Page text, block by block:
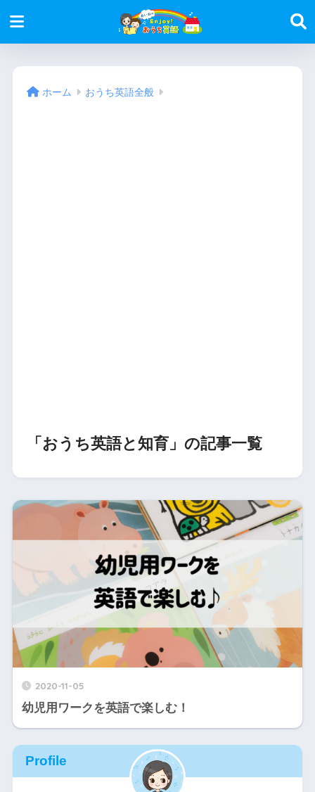
ホーム おうち英語全般
「おうち英語と知育」の記事一覧
2020-11-05
幼児用ワークを英語で楽しむ！
Profile